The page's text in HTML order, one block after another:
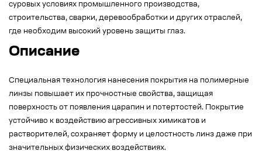
суровых условиях промышленного производства,
строительства, сварки, деревообработки и других отраслей,
где необходим высокий уровень защиты глаз.
Описание
Специальная технология нанесения покрытия на полимерные
линзы повышает их прочностные свойства, защищая
поверхность от появления царапин и потертостей. Покрытие
устойчиво к воздействию агрессивных химикатов и
растворителей, сохраняет форму и целостность линз даже при
значительных физических воздействиях.